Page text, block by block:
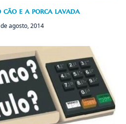
e a porca lavada
agosto, 2014